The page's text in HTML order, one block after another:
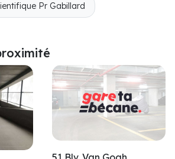
Pr Gabillard